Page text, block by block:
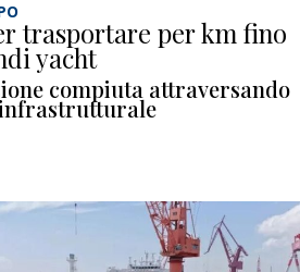
trasportare per km fino
yacht
compiuta attraversando